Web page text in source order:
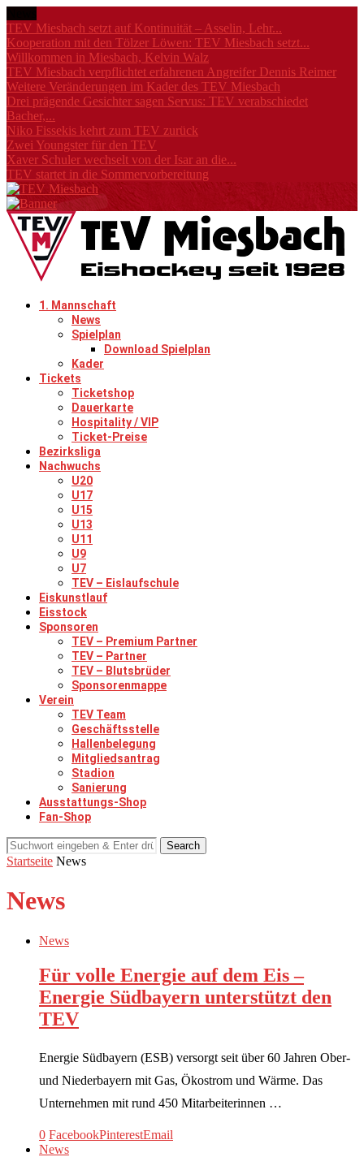
TEV Miesbach setzt auf Kontinuität – Asselin, Lehr...
Kooperation mit den Tölzer Löwen: TEV Miesbach setzt...
Willkommen in Miesbach, Kelvin Walz
TEV Miesbach verpflichtet erfahrenen Angreifer Dennis Reimer
Weitere Veränderungen im Kader des TEV Miesbach
Drei prägende Gesichter sagen Servus: TEV verabschiedet
Bacher,...
Niko Fissekis kehrt zum TEV zurück
Zwei Youngster für den TEV
Xaver Schuler wechselt von der Isar an die...
TEV startet in die Sommervorbereitung
1. Mannschaft
News
Spielplan
Download Spielplan
Kader
Tickets
Ticketshop
Dauerkarte
Hospitality / VIP
Ticket-Preise
Bezirksliga
Nachwuchs
U20
U17
U15
U13
U11
U9
U7
TEV – Eislaufschule
Eiskunstlauf
Eisstock
Sponsoren
TEV – Premium Partner
TEV – Partner
TEV – Blutsbrüder
Sponsorenmappe
Verein
TEV Team
Geschäftsstelle
Hallenbelegung
Mitgliedsantrag
Stadion
Sanierung
Ausstattungs-Shop
Fan-Shop
Search
Startseite News
News
News
Für volle Energie auf dem Eis –
Energie Südbayern unterstützt den
TEV
Energie Südbayern (ESB) versorgt seit über 60 Jahren Ober-
und Niederbayern mit Gas, Ökostrom und Wärme. Das
Unternehmen mit rund 450 Mitarbeiterinnen …
0 FacebookPinterestEmail
News